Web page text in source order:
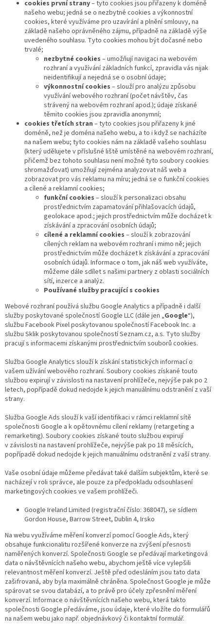
cookies první strany– tyto cookies jsou přiřazeny k doméně
našeho webu; jedná se o nezbytné cookies a výkonnostní
cookies, které využíváme pro uzavírání a plnění smlouvy, na
základě našeho oprávněného zájmu, případně na základě výše
uvedeného souhlasu. Tyto cookies mohou být dočasné nebo
trvalé;
nezbytné cookies – umožňují navigaci na webovém
rozhraní a využívání základních funkcí, zpravidla vás nijak
neidentifikují a nejedná se o osobní údaje;
výkonnostní cookies – slouží pro analýzu způsobu
využívání webového rozhraní (počet návštěv, čas
strávený na webovém rozhraní apod.); údaje získané
těmito cookies jsou zpravidla anonymní;
cookies třetích stran – tyto cookies jsou přiřazeny k jiné
doméně, než je doména našeho webu, a to i když se nacházíte
na našem webu; tyto cookies nám na základě vašeho souhlasu
(který udělujete v příslušné liště umístěné na webovém rozhraní,
přičemž bez tohoto souhlasu není možné tyto soubory cookies
shromažďovat) umožňují zejména analyzovat náš web a
zobrazovat pro vás reklamu na míru; jedná se o funkční cookies
a cílené a reklamní cookies;
funkční cookies – slouží k personalizaci obsahu
prostřednictvím zapamatování přihlašovacích údajů,
geolokace apod.; jejich prostřednictvím může docházet k
získávání a zpracování osobních údajů;
cílené a reklamní cookies – slouží k zobrazování
cílených reklam na webovém rozhraní i mimo ně; jejich
prostřednictvím může docházet k získávání a zpracování
osobních údajů. Informace o tom, jak náš web využíváte,
můžeme dále sdílet s našimi partnery z oblasti sociálních
sítí, inzerce a analýz.
Používané služby pracující s cookies
Webové rozhraní používá službu Google Analytics a případně i další
služby poskytované společností Google LLC (dále jen „Google“),
službu Facebook Pixel poskytovanou společností Facebook Inc. a
službu Sklik poskytovanou společností Seznam.cz, a.s. Tyto služby
pracují s informacemi získanými prostřednictvím souborů cookies.
Služba Google Analytics slouží k získání statistických informací o
vašem užívání webového rozhraní. Soubory cookies získané touto
službou expirují v závislosti na nastavení prohlížeče, nejvýše pak po 2
letech, popřípadě dokud nedojde k jejich manuálnímu odstranění z vaší
strany.
Služba Google Ads slouží k vaší identifikaci v rámci reklamní sítě
společnosti Google a k opětovnému cílení reklamy (retargeting a
remarketing). Soubory cookies získané touto službou expirují
v závislosti na nastavení prohlížeče, nejvýše pak po 18 měsících,
popřípadě dokud nedojde k jejich manuálnímu odstranění z vaší strany.
Vaše osobní údaje můžeme předávat také dalším subjektům, které se
nacházejí v roli správce, ale pouze za předpokladu odsouhlasení
marketingových cookies ve vašem prohlížeči.
Google Ireland Limited (registrační číslo: 368047), se sídlem
Gordon House, Barrow Street, Dublin 4, Irsko
Na webu využíváme měření konverzí pomocí Google Ads, který
obsahuje funkcionalitu rozšířené konverze na zvýšení přesnosti
naměřených konverzí. Společnosti Google se předávají marketingová
data o návštěvnících našeho webu, abychom ještě více vylepšili
relevantnost měření konverzí. Ještě před odesláním jsou tato data
zašifrovaná, aby byla maximálně chráněna. Společnost Google je může
spárovat se svou databází, a to právě pro účely zpřesnění měření
konverzí. Informace o návštěvnících našeho webu, která takto
společnosti Google předáváme, jsou údaje, které vložíte do formulářů
na našem webu jako např. objednávkový či kontaktní formulář.